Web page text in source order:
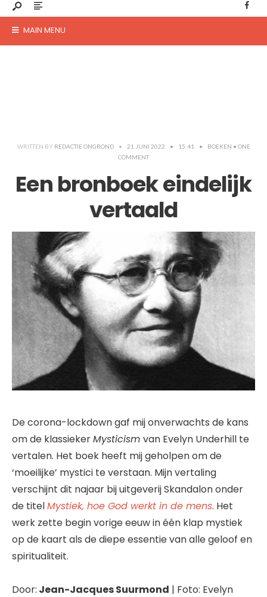
MAIN MENU
WRITTEN BY REDACTIE ONGROND • 21 JUNI 2022 • 15:41 • BOEKEN • ONE
COMMENT
Een bronboek eindelijk
vertaald
De corona-lockdown gaf mij onverwachts de kans
om de klassiekerMysticism van Evelyn Underhill te
vertalen. Het boek heeft mij geholpen om de
‘moeilijke’ mystici te verstaan. Mijn vertaling
verschijnt dit najaar bij uitgeverij Skandalon onder
de titelMystiek, hoe God werkt in de mens. Het
werk zette begin vorige eeuw in één klap mystiek
op de kaart als de diepe essentie van alle geloof en
spiritualiteit.
Door: Jean-Jacques Suurmond | Foto: Evelyn